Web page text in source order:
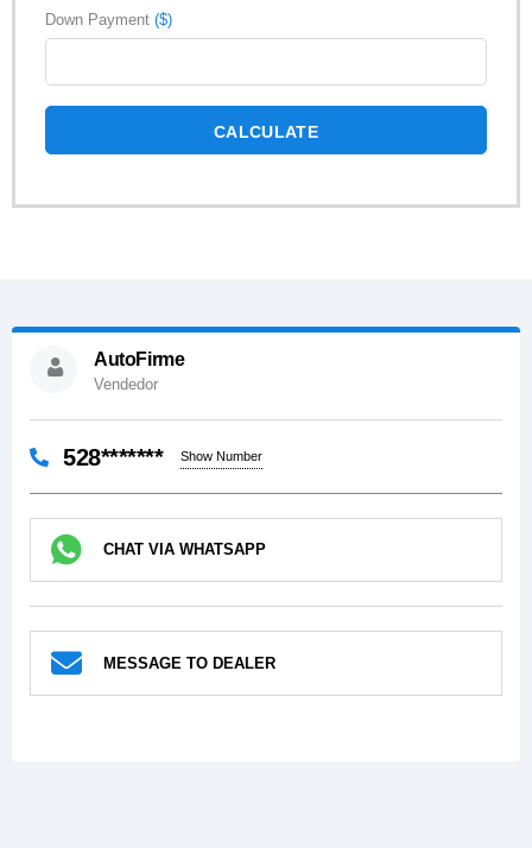
Down Payment ($)
CALCULATE
AutoFirme
Vendedor
528******* Show Number
CHAT VIA WHATSAPP
MESSAGE TO DEALER